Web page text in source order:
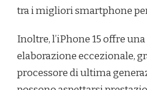
tra i migliori smartphone
Inoltre, l’iPhone 15 offre
elaborazione eccezionale,
processore di ultima